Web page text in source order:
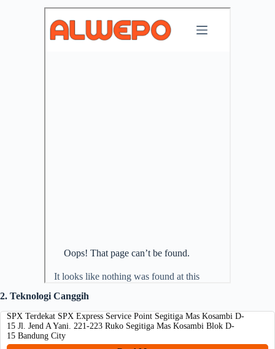
2. Teknologi Canggih
SPX Terdekat SPX Express Service Point Segitiga Mas Kosambi D-
15 Jl. Jend A Yani. 221-223 Ruko Segitiga Mas Kosambi Blok D-
15 Bandung City